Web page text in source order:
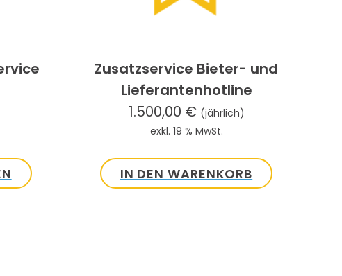
Zusatzservice Bieter- und
Lieferantenhotline
1.500,00 € (jährlich)
exkl. 19 % MwSt.
IN DEN WARENKORB